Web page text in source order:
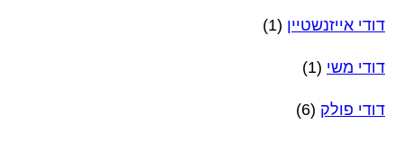
דודי אייזנשטיין (1)
דודי משי (1)
דודי פולק (6)